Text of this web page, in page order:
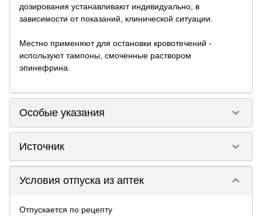
дозирования устанавливают индивидуально, в
зависимости от показаний, клинической ситуации.
Местно применяют для остановки кровотечений -
используют тампоны, смоченные раствором
эпинефрина.
Особые указания keyboard_arrow_down
Источник keyboard_arrow_down
Условия отпуска из аптек keyboard_arrow_down
Отпускается по рецепту